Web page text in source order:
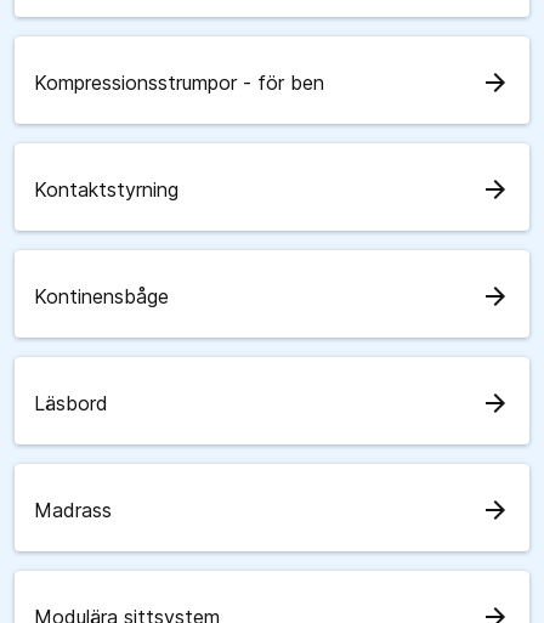
Kompressionsstrumpor - för ben arrow_forward
Kontaktstyrning arrow_forward
Kontinensbåge arrow_forward
Läsbord arrow_forward
Madrass arrow_forward
Modulära sittsystem arrow_forward